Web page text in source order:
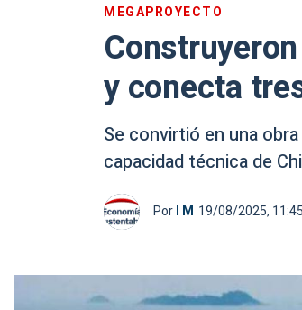
MEGAPROYECTO
y conecta
Se convirtió en una
capacidad técnica de
PorI M 19/08/2025,